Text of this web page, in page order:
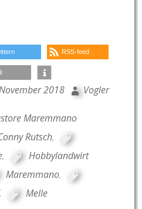
RSS-feed
2018 Vogler
Maremmano
Rutsch,
,
Hobbylandwirt
Maremmano,
, Melle